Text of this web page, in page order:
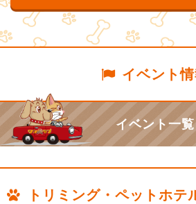
イベント
イベント一覧
トリミング・ペットホテ